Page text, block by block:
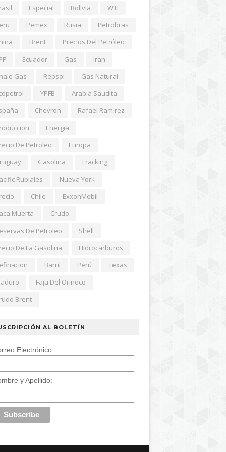
Especial Bolivia
WTI
Pemex Rusia
Petrobras
Brent
Precios Del Petróleo
Ecuador Gas
Iran
Gas
Repsol
Gas Natural
YPFB
Arabia Saudita
Chevron
Rafael Ramirez
Energia
De Petroleo
Europa
Gasolina
Fracking
Rubiales
Nueva York
Chile
ExxonMobil
Muerta
Crudo
De Petroleo
Shell
De La Gasolina
Hidrocarburos
Barril Perú
Texas
Faja Del Orinoco
Brent
AL BOLETÍN
Electrónico
y Apellido: